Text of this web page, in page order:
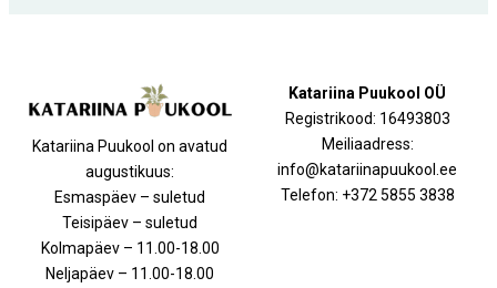
Katariina Puukool on avatud
augustikuus:
Esmaspäev – suletud
Teisipäev – suletud
Kolmapäev – 11.00-18.00
Neljapäev – 11.00-18.00
Katariina Puukool OÜ
Registrikood: 16493803
Meiliaadress:
info@katariinapuukool.ee
Telefon: +372 5855 3838